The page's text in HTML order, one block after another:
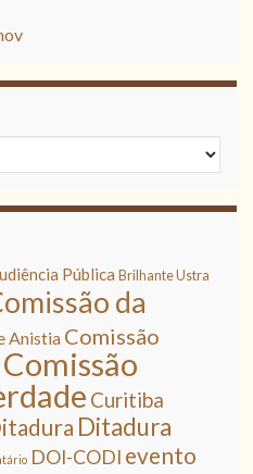
Pública Brilhante Ustra
da
Anistia Comissão
Comissão
Curitiba
Ditadura
DOI-CODI evento